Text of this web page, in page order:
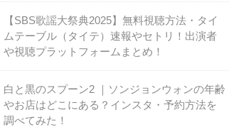
【SBS歌謡大祭典2025】無料視聴方法・タイ
ムテーブル（タイテ）速報やセトリ！出演者
や視聴プラットフォームまとめ！
白と黒のスプーン2 ｜ソンジョンウォンの年齢
やお店はどこにある？インスタ・予約方法を
調べてみた！